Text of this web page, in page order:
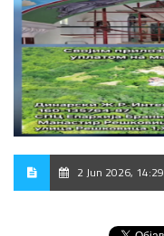
2 Jun 2026, 14:29